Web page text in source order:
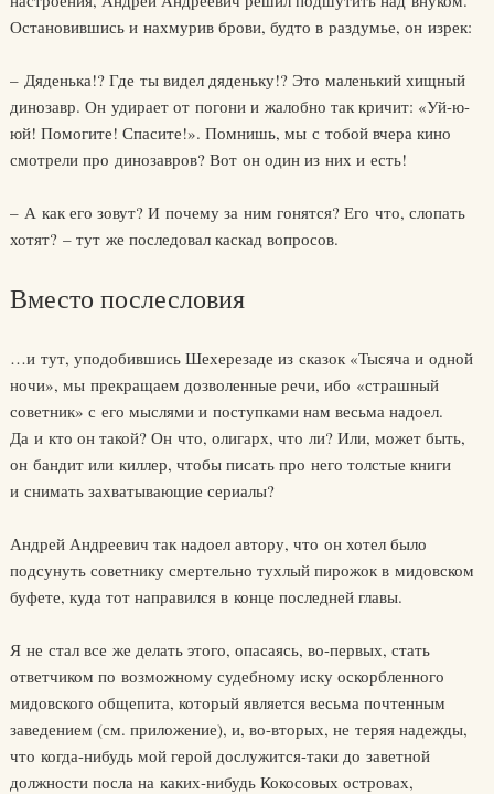
Остановившись и нахмурив брови, будто в раздумье, он изрек:
– Дяденька!? Где ты видел дяденьку!? Это маленький хищный
динозавр. Он удирает от погони и жалобно так кричит: «Уй-ю-
юй! Помогите! Спасите!». Помнишь, мы с тобой вчера кино
смотрели про динозавров? Вот он один из них и есть!
– А как его зовут? И почему за ним гонятся? Его что, слопать
хотят? – тут же последовал каскад вопросов.
Вместо послесловия
…и тут, уподобившись Шехерезаде из сказок «Тысяча и одной
ночи», мы прекращаем дозволенные речи, ибо «страшный
советник» с его мыслями и поступками нам весьма надоел.
Да и кто он такой? Он что, олигарх, что ли? Или, может быть,
он бандит или киллер, чтобы писать про него толстые книги
и снимать захватывающие сериалы?
Андрей Андреевич так надоел автору, что он хотел было
подсунуть советнику смертельно тухлый пирожок в мидовском
буфете, куда тот направился в конце последней главы.
Я не стал все же делать этого, опасаясь, во-первых, стать
ответчиком по возможному судебному иску оскорбленного
мидовского общепита, который является весьма почтенным
заведением (см. приложение), и, во-вторых, не теряя надежды,
что когда-нибудь мой герой дослужится-таки до заветной
должности посла на каких-нибудь Кокосовых островах,